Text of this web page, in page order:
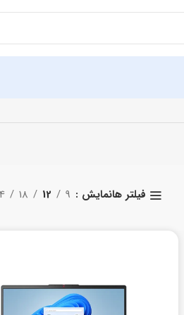
فیلتر هانمایش 9
12
18